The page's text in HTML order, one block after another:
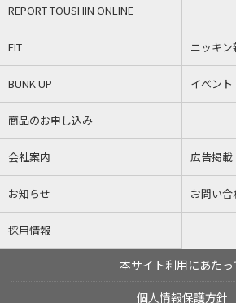
REPORT TOUSHIN ONLINE
FIT ニッキ
BUNK UP イベン
商品のお申し込み
会社案内 広告掲載
お知らせ お問い合
採用情報
本サイト利用にあたっ
個人情報保護方針